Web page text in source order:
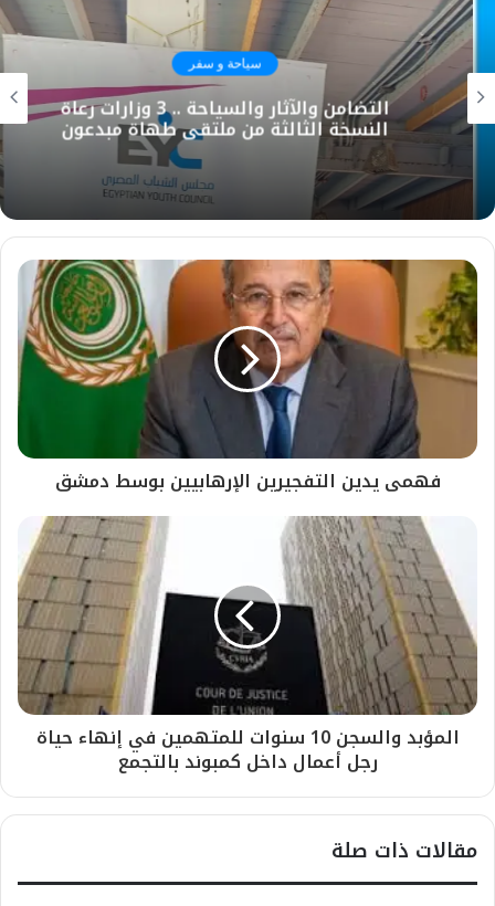
سياحة و سفر
التضامن والآثار والسياحة .. 3 وزارات رعاة
النسخة الثالثة من ملتقي طهاة مبدعون
فهمى يدين التفجيرين الإرهابيين بوسط دمشق
المؤبد والسجن 10 سنوات للمتهمين في إنهاء حياة
رجل أعمال داخل كمبوند بالتجمع
مقالات ذات صلة